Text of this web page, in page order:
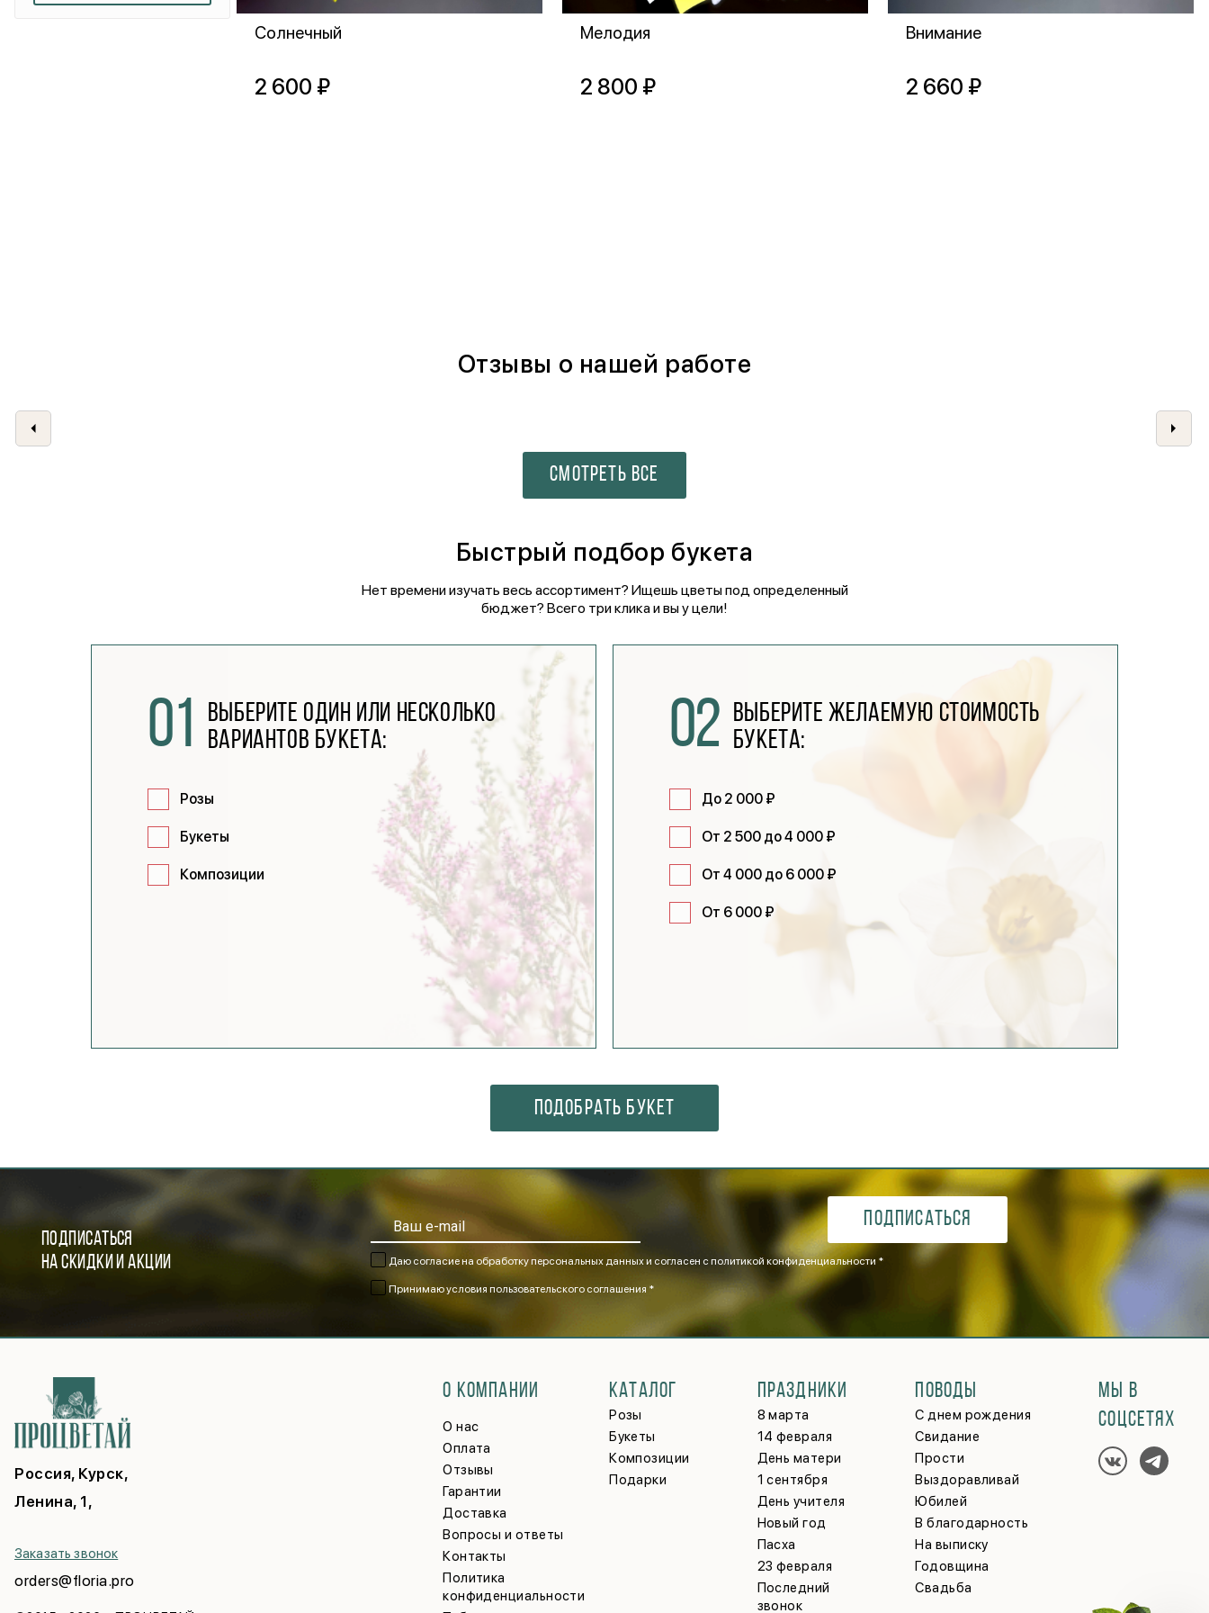
Солнечный
2 600 ₽
Мелодия
2 800 ₽
Внимание
2 660 ₽
Отзывы о нашей работе
СМОТРЕТЬ ВСЕ
Быстрый подбор букета
Нет времени изучать весь ассортимент? Ищешь цветы под определенный
бюджет? Всего три клика и вы у цели!
01
Выберите один или несколько
вариантов букета:
Розы
Букеты
Композиции
02 Выберите желаемую стоимость
букета:
До 2 000 ₽
От 2 500 до 4 000 ₽
От 4 000 до 6 000 ₽
От 6 000 ₽
ПОДОБРАТЬ БУКЕТ
ПОДПИСАТЬСЯ
НА СКИДКИ И АКЦИИ
Подписаться
Даю согласие на обработку персональных данных и согласен с политикой конфиденциальности *
Принимаюусловия пользовательского соглашения *
Россия, Курск,
Ленина, 1,
Заказать звонок
orders@floria.pro
О КОМПАНИИ
О нас
Оплата
Отзывы
Гарантии
Доставка
Вопросы и ответы
Контакты
Политика
конфиденциальности
КАТАЛОГ
Розы
Букеты
Композиции
Подарки
ПРАЗДНИКИ
8 марта
14 февраля
День матери
1 сентября
День учителя
Новый год
Пасха
23 февраля
Последний
звонок
ПОВОДЫ
С днем рождения
Свидание
Прости
Выздоравливай
Юбилей
В благодарность
На выписку
Годовщина
Свадьба
МЫ В
СОЦСЕТЯХ